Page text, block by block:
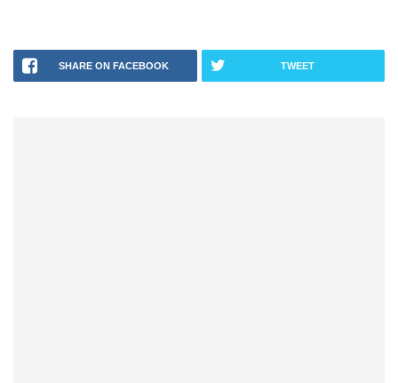
SHARE ON FACEBOOK TWEET